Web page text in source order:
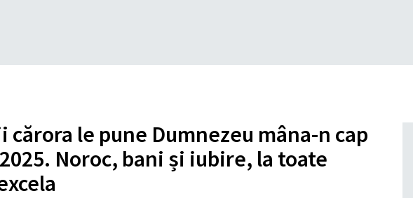
cărora le pune Dumnezeu mâna-n cap
Noroc, bani și iubire, la toate